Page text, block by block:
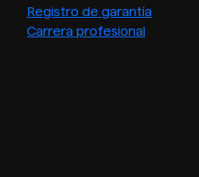
Registro de garantía
Carrera profesional